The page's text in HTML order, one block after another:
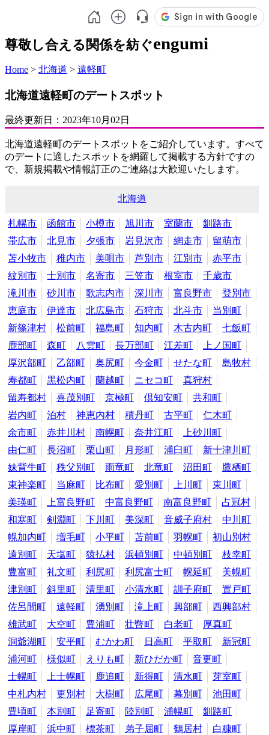
尊敬し合える関係を紡ぐengumi
Home > 北海道 > 遠軽町
北海道遠軽町のデートスポット
最終更新日： 2023年10月02日
北海道遠軽町のデートスポットをご紹介しています。すべて
のデートに適したスポットを網羅して掲載する方針ですの
で、新規掲載や情報訂正のご連絡は大歓迎いたします。
北海道
札幌市 函館市 小樽市 旭川市 室蘭市
釧路市
帯広市
北見市 夕張市 岩見沢市 網走市
留萌市
苫小牧市
稚内市 美唄市 芦別市 江別市
赤平市
紋別市
士別市 名寄市 三笠市 根室市
千歳市
滝川市
砂川市 歌志内市 深川市 富良野市
登別市
恵庭市
伊達市 北広島市 石狩市 北斗市
当別町
新篠津村
松前町 福島町 知内町 木古内町
七飯町
鹿部町
森町 八雲町 長万部町 江差町
上ノ国町
厚沢部町
乙部町 奥尻町 今金町 せたな町
島牧村
寿都町
黒松内町 蘭越町 ニセコ町
真狩村
留寿都村
喜茂別町 京極町 倶知安町
共和町
岩内町
泊村 神恵内村 積丹町 古平町
仁木町
余市町
赤井川村 南幌町 奈井江町
上砂川町
由仁町
長沼町 栗山町 月形町 浦臼町
新十津川町
妹背牛町
秩父別町 雨竜町 北竜町 沼田町
鷹栖町
東神楽町
当麻町 比布町 愛別町 上川町
東川町
美瑛町
上富良野町 中富良野町 南富良野町
占冠村
和寒町
剣淵町 下川町 美深町 音威子府村
中川町
幌加内町
増毛町 小平町 苫前町 羽幌町
初山別村
遠別町
天塩町 猿払村 浜頓別町 中頓別町
枝幸町
豊富町
礼文町 利尻町 利尻富士町 幌延町
美幌町
津別町
斜里町 清里町 小清水町 訓子府町
置戸町
佐呂間町
遠軽町 湧別町 滝上町 興部町
西興部村
雄武町
大空町 豊浦町 壮瞥町 白老町
厚真町
洞爺湖町
安平町 むかわ町 日高町 平取町
新冠町
浦河町
様似町 えりも町 新ひだか町
音更町
士幌町
上士幌町 鹿追町 新得町 清水町
芽室町
中札内村
更別村 大樹町 広尾町 幕別町
池田町
豊頃町
本別町 足寄町 陸別町 浦幌町
釧路町
厚岸町
浜中町 標茶町 弟子屈町 鶴居村
白糠町